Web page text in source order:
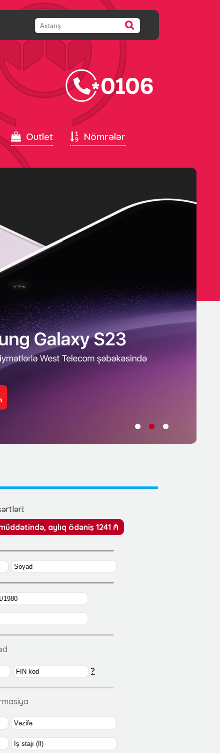
Outlet Nömrələr
• • •
aylıq ödəniş 1241 ₼
?